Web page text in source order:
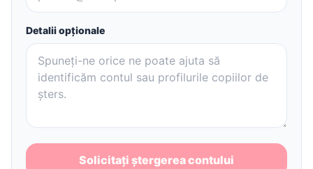
Detalii opționale
Solicitați ștergerea contului